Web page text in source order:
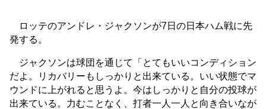
ロッテのアンドレ・ジャクソンが7日の日本ハム戦に先
発する。
ジャクソンは球団を通じて「とてもいいコンディション
だよ。リカバリーもしっかりと出来ている。いい状態でマ
ウンドに上がれると思うよ。今はしっかりと自分の投球が
出来ている。力むことなく、打者一人一人と向き合いなが